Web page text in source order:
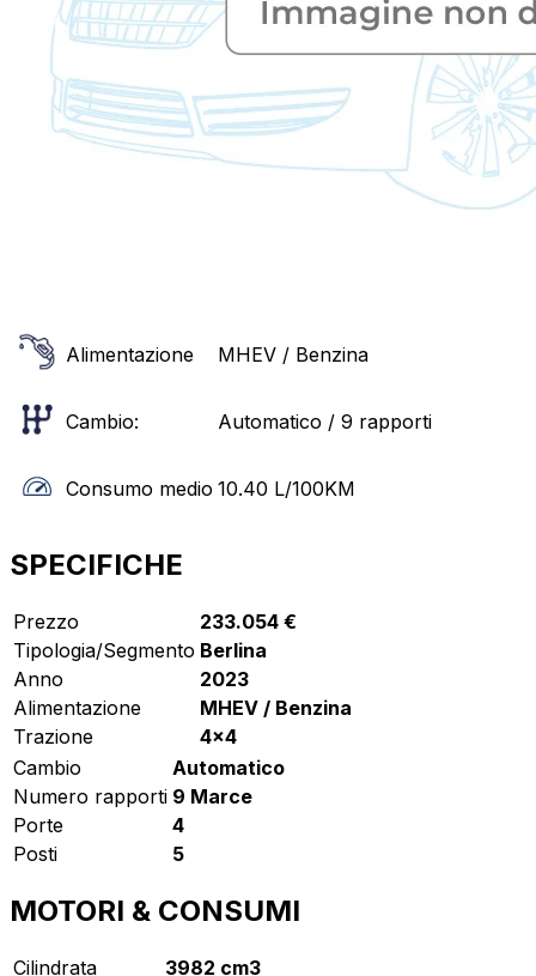
Alimentazione MHEV / Benzina
Cambio: Automatico / 9 rapporti
Consumo medio 10.40 L/100KM
SPECIFICHE
Prezzo
233.054 €
Tipologia/Segmento Berlina
Anno
2023
Alimentazione
MHEV / Benzina
Trazione
4x4
Cambio
Automatico
Numero rapporti 9 Marce
Porte
4
Posti
5
MOTORI & CONSUMI
Cilindrata 3982 cm3